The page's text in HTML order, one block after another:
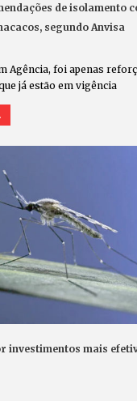
de isolamento
segundo Anvisa
Agência, foi apenas
já estão em vigência
investimentos mais